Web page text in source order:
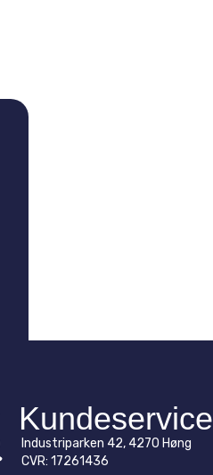
Kundeservice
Industriparken 42, 4270 Høng
CVR: 17261436